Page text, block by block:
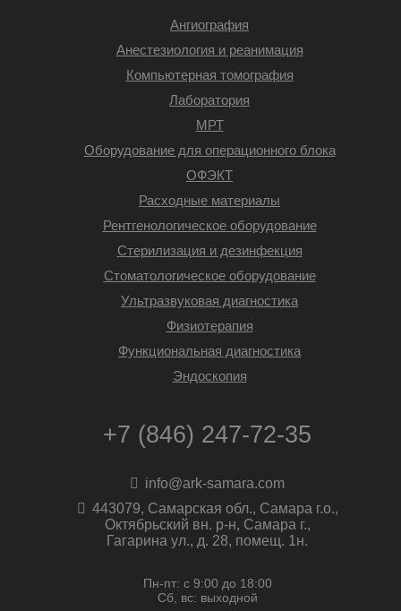
Ангиография
Анестезиология и реанимация
Компьютерная томография
Лаборатория
МРТ
Оборудование для операционного блока
ОФЭКТ
Расходные материалы
Рентгенологическое оборудование
Стерилизация и дезинфекция
Стоматологическое оборудование
Ультразвуковая диагностика
Физиотерапия
Функциональная диагностика
Эндоскопия
+7 (846) 247-72-35
info@ark-samara.com
443079, Самарская обл., Самара г.о.,
Октябрьский вн. р-н, Самара г.,
Гагарина ул., д. 28, помещ. 1н.
Пн-пт: с 9:00 до 18:00
Сб, вс: выходной